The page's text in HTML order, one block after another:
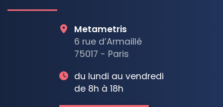
Metametris
6 rue d’Armaillé
75017 - Paris
du lundi au vendredi
de 8h à 18h